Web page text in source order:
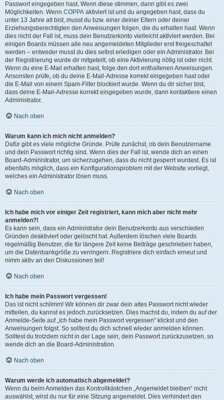
Passwort eingegeben hast. Wenn diese stimmen, dann gibt es zwei
Möglichkeiten. Wenn COPPA aktiviert ist und du angegeben hast, dass du
unter 13 Jahre alt bist, musst du bzw. einer deiner Eltern oder deiner
Erziehungsberechtigten den Anweisungen folgen, die du erhalten hast. Wenn
dies nicht der Fall ist, muss dein Benutzerkonto vielleicht aktiviert werden. Bei
einigen Boards müssen alle neu angemeldeten Mitglieder erst freigeschaltet
werden – entweder musst du dies selbst erledigen oder ein Administrator. Bei
der Registrierung wurde dir mitgeteilt, ob eine Aktivierung nötig ist oder nicht.
Wenn du eine E-Mail erhalten hast, folge den dort enthaltenen Anweisungen.
Ansonsten prüfe, ob du deine E-Mail-Adresse korrekt eingegeben hast oder
die E-Mail von einem Spam-Filter blockiert wurde. Wenn du dir sicher bist,
dass deine E-Mail-Adresse korrekt eingegeben wurde, dann kontaktiere einen
Administrator.
Nach oben
Warum kann ich mich nicht anmelden?
Dafür gibt es viele mögliche Gründe. Prüfe zunächst, ob dein Benutzername
und dein Passwort richtig sind. Wenn dies der Fall ist, wende dich an einen
Board-Administrator, um sicherzugehen, dass du nicht gesperrt wurdest. Es ist
ebenfalls möglich, dass ein Konfigurationsproblem mit der Website vorliegt,
welches ein Administrator lösen muss.
Nach oben
Ich habe mich vor einiger Zeit registriert, kann mich aber nicht mehr
anmelden?!
Es kann sein, dass ein Administrator dein Benutzerkonto aus verschieden
Gründen deaktiviert oder gelöscht hat. Außerdem löschen viele Boards
regelmäßig Benutzer, die für längere Zeit keine Beiträge geschrieben haben,
um die Datenbankgröße zu verringern. Registriere dich einfach erneut und
nimm aktiv an den Diskussionen teil!
Nach oben
Ich habe mein Passwort vergessen!
Das ist nicht schlimm! Wir können dir zwar dein altes Passwort nicht wieder
mitteilen, du kannst es jedoch zurücksetzen. Dies machst du, indem du auf der
Anmelde-Seite auf „Ich habe mein Passwort vergessen“ klickst und den
Anweisungen folgst. So solltest du dich schnell wieder anmelden können.
Solltest du trotzdem nicht in der Lage sein, dein Passwort zurückzusetzen, so
wende dich an die Board-Administration.
Nach oben
Warum werde ich automatisch abgemeldet?
Wenn du beim Anmelden das Kontrollkästchen „Angemeldet bleiben“ nicht
auswählst, wirst du nur für eine Sitzung angemeldet. Dies verhindert den